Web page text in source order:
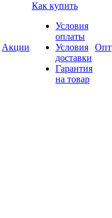
Акции
Как купить
Условия
оплаты
Условия
доставки
Гарантия
на товар
Опт